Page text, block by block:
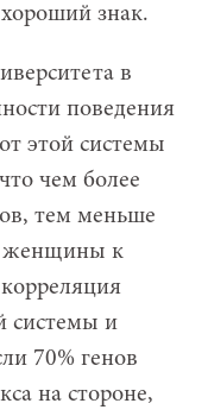
хороший знак.
в
поведения
этой системы
чем более
тем меньше
женщины к
системы и
70% генов
на стороне,